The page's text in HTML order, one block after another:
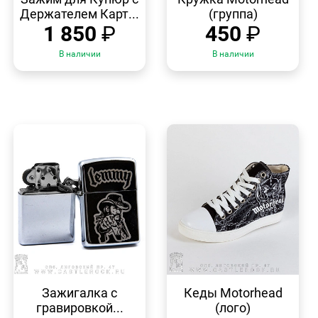
Держателем Карт...
1 850 ₽
В наличии
(группа)
450 ₽
В наличии
ПРОСМОТР
Зажигалка с
гравировкой...
ПРОСМОТР
Кеды Motorhead
(лого)